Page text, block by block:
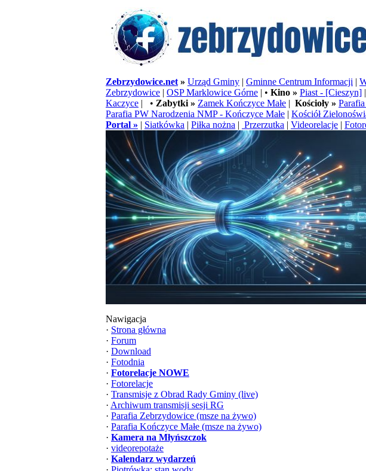
Zebrzydowice.net » Urząd Gminy | Gminne Centrum Informacji |
Zebrzydowice | OSP Marklowice Górne | • Kino » Piast - [Cieszyn]
Kaczyce | • Zabytki » Zamek Kończyce Małe | Kościoły »
Parafia PW Narodzenia NMP - Kończyce Małe | Kościół
Portal » | Siatkówka | Piłka nożna | Przerzutka | Videorelacje |
Nawigacja
· Strona główna
· Forum
· Download
· Fotodnia
· Fotorelacje NOWE
· Fotorelacje
· Transmisje z Obrad Rady Gminy (live)
· Archiwum transmisji sesji RG
· Parafia Zebrzydowice (msze na żywo)
· Parafia Kończyce Małe (msze na żywo)
· Kamera na Młyńszczok
· videorepotaże
· Kalendarz wydarzeń